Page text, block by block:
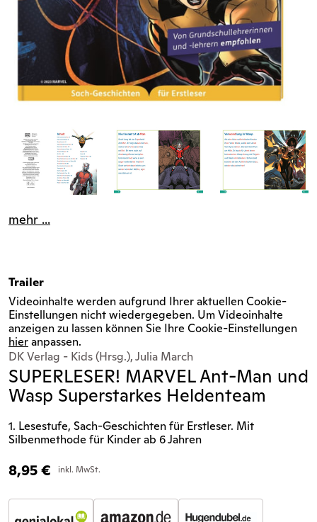
mehr ...
Trailer
Videoinhalte werden aufgrund Ihrer aktuellen Cookie-
Einstellungen nicht wiedergegeben. Um Videoinhalte
anzeigen zu lassen können Sie Ihre Cookie-Einstellungen
hieranpassen.
DK Verlag - Kids (Hrsg.), Julia March
SUPERLESER! MARVEL Ant-Man und
Wasp Superstarkes Heldenteam
1. Lesestufe, Sach-Geschichten für Erstleser. Mit
Silbenmethode für Kinder ab 6 Jahren
8,95€ inkl. MwSt.